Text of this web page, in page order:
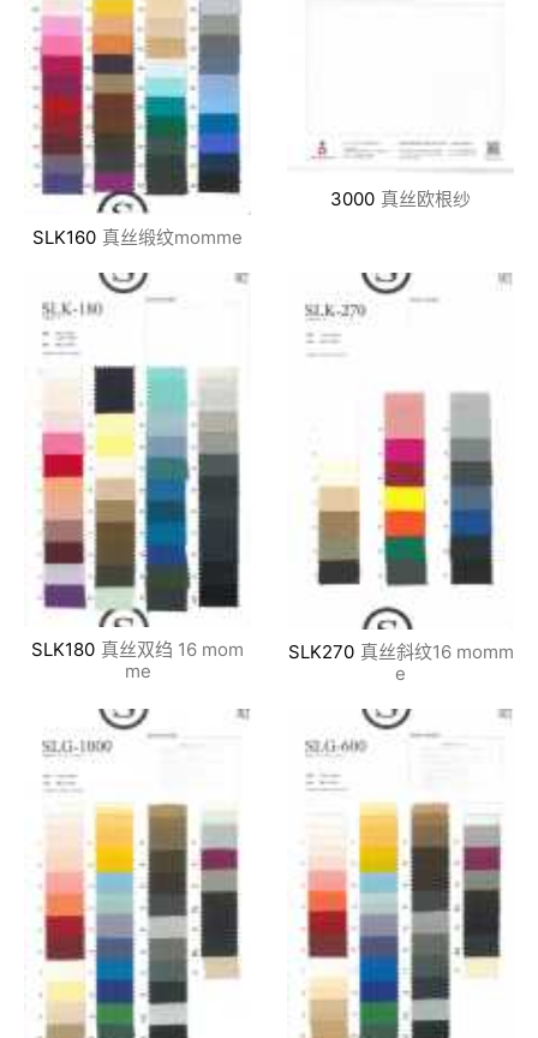
SLK160 真丝缎纹momme
3000 真丝欧根纱
SLK180 真丝双绉 16 mom
me
SLK270 真丝斜纹16 momm
e